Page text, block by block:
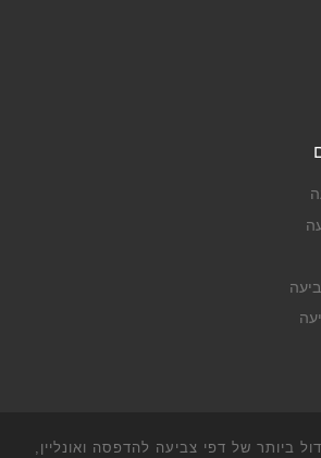
ביותר של דפי צביעה להדפסה ואונליין,